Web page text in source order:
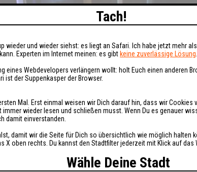
Tach!
wieder und wieder siehst: es liegt an Safari. Ich habe jetzt mehr
Experten im Internet meinen: es gibt keine zuverlässige Lösung
eines Webdevelopers verlängern wollt: holt Euch einen anderen
ist der Suppenkasper der Browser.
Mal. Erst einmal weisen wir Dich darauf hin, dass wir
immer wieder lesen und schließen musst. Wenn Du es genauer
damit einverstanden.
damit wir die Seite für Dich so übersichtlich wie möglich halten
oben rechts. Du kannst den Stadtfilter jederzeit mit Klick auf das
Wähle Deine Stadt